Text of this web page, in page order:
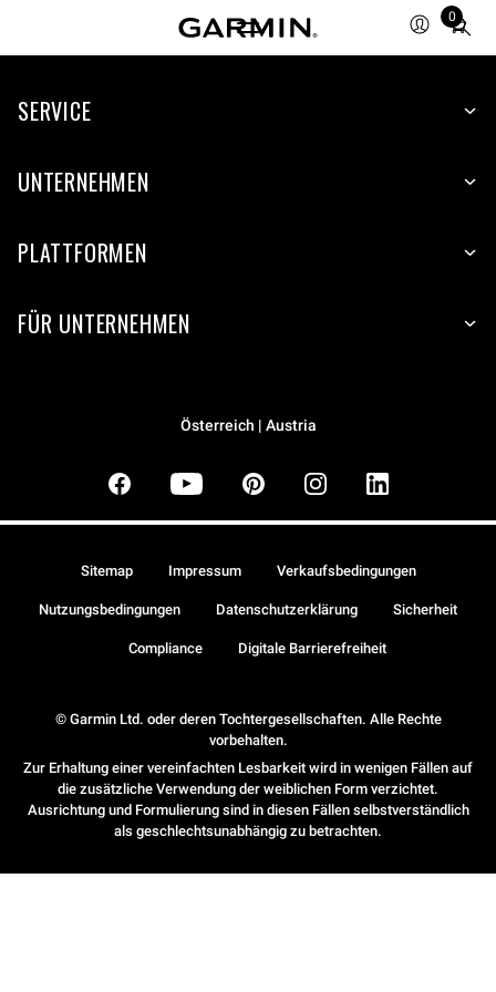
0
Total
items
cart:
SERVICE
UNTERNEHMEN
PLATTFORMEN
FÜR UNTERNEHMEN
Österreich | Austria
© Garmin Ltd. oder deren Tochtergesellschaften. Alle Rechte
vorbehalten.
Zur Erhaltung einer vereinfachten Lesbarkeit wird in wenigen Fällen auf
die zusätzliche Verwendung der weiblichen Form verzichtet.
Ausrichtung und Formulierung sind in diesen Fällen selbstverständlich
als geschlechtsunabhängig zu betrachten.
Sitemap Impressum Verkaufsbedingungen
Nutzungsbedingungen Datenschutzerklärung Sicherheit
Compliance Digitale Barrierefreiheit